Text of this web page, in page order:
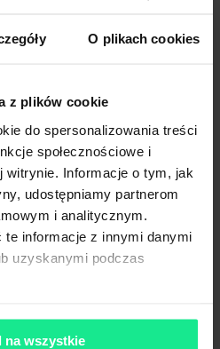
O plikach cookies
z plików cookie
do spersonalizowania treści
społecznościowe i
witrynie. Informacje o tym, jak
udostępniamy partnerom
i analitycznym.
te informacje z innymi danymi
uzyskanymi podczas
na wszystkie
wyłącznie informacyjny i nie stanowi
CBRE sp. z o.o. nie
Publikacja ogłoszenia nie
nieruchomości. Weryfikacja
formularza kontaktowego.